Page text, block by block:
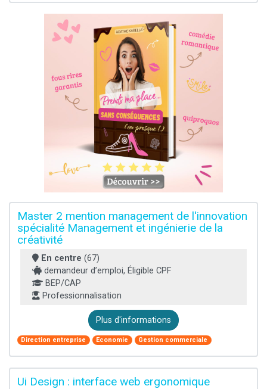
Master 2 mention management de l'innovation
spécialité Management et ingénierie de la
créativité
En centre (67)
demandeur d’emploi, Éligible CPF
BEP/CAP
Professionnalisation
Plus d'informations
Direction entreprise Economie Gestion commerciale
Ui Design : interface web ergonomique